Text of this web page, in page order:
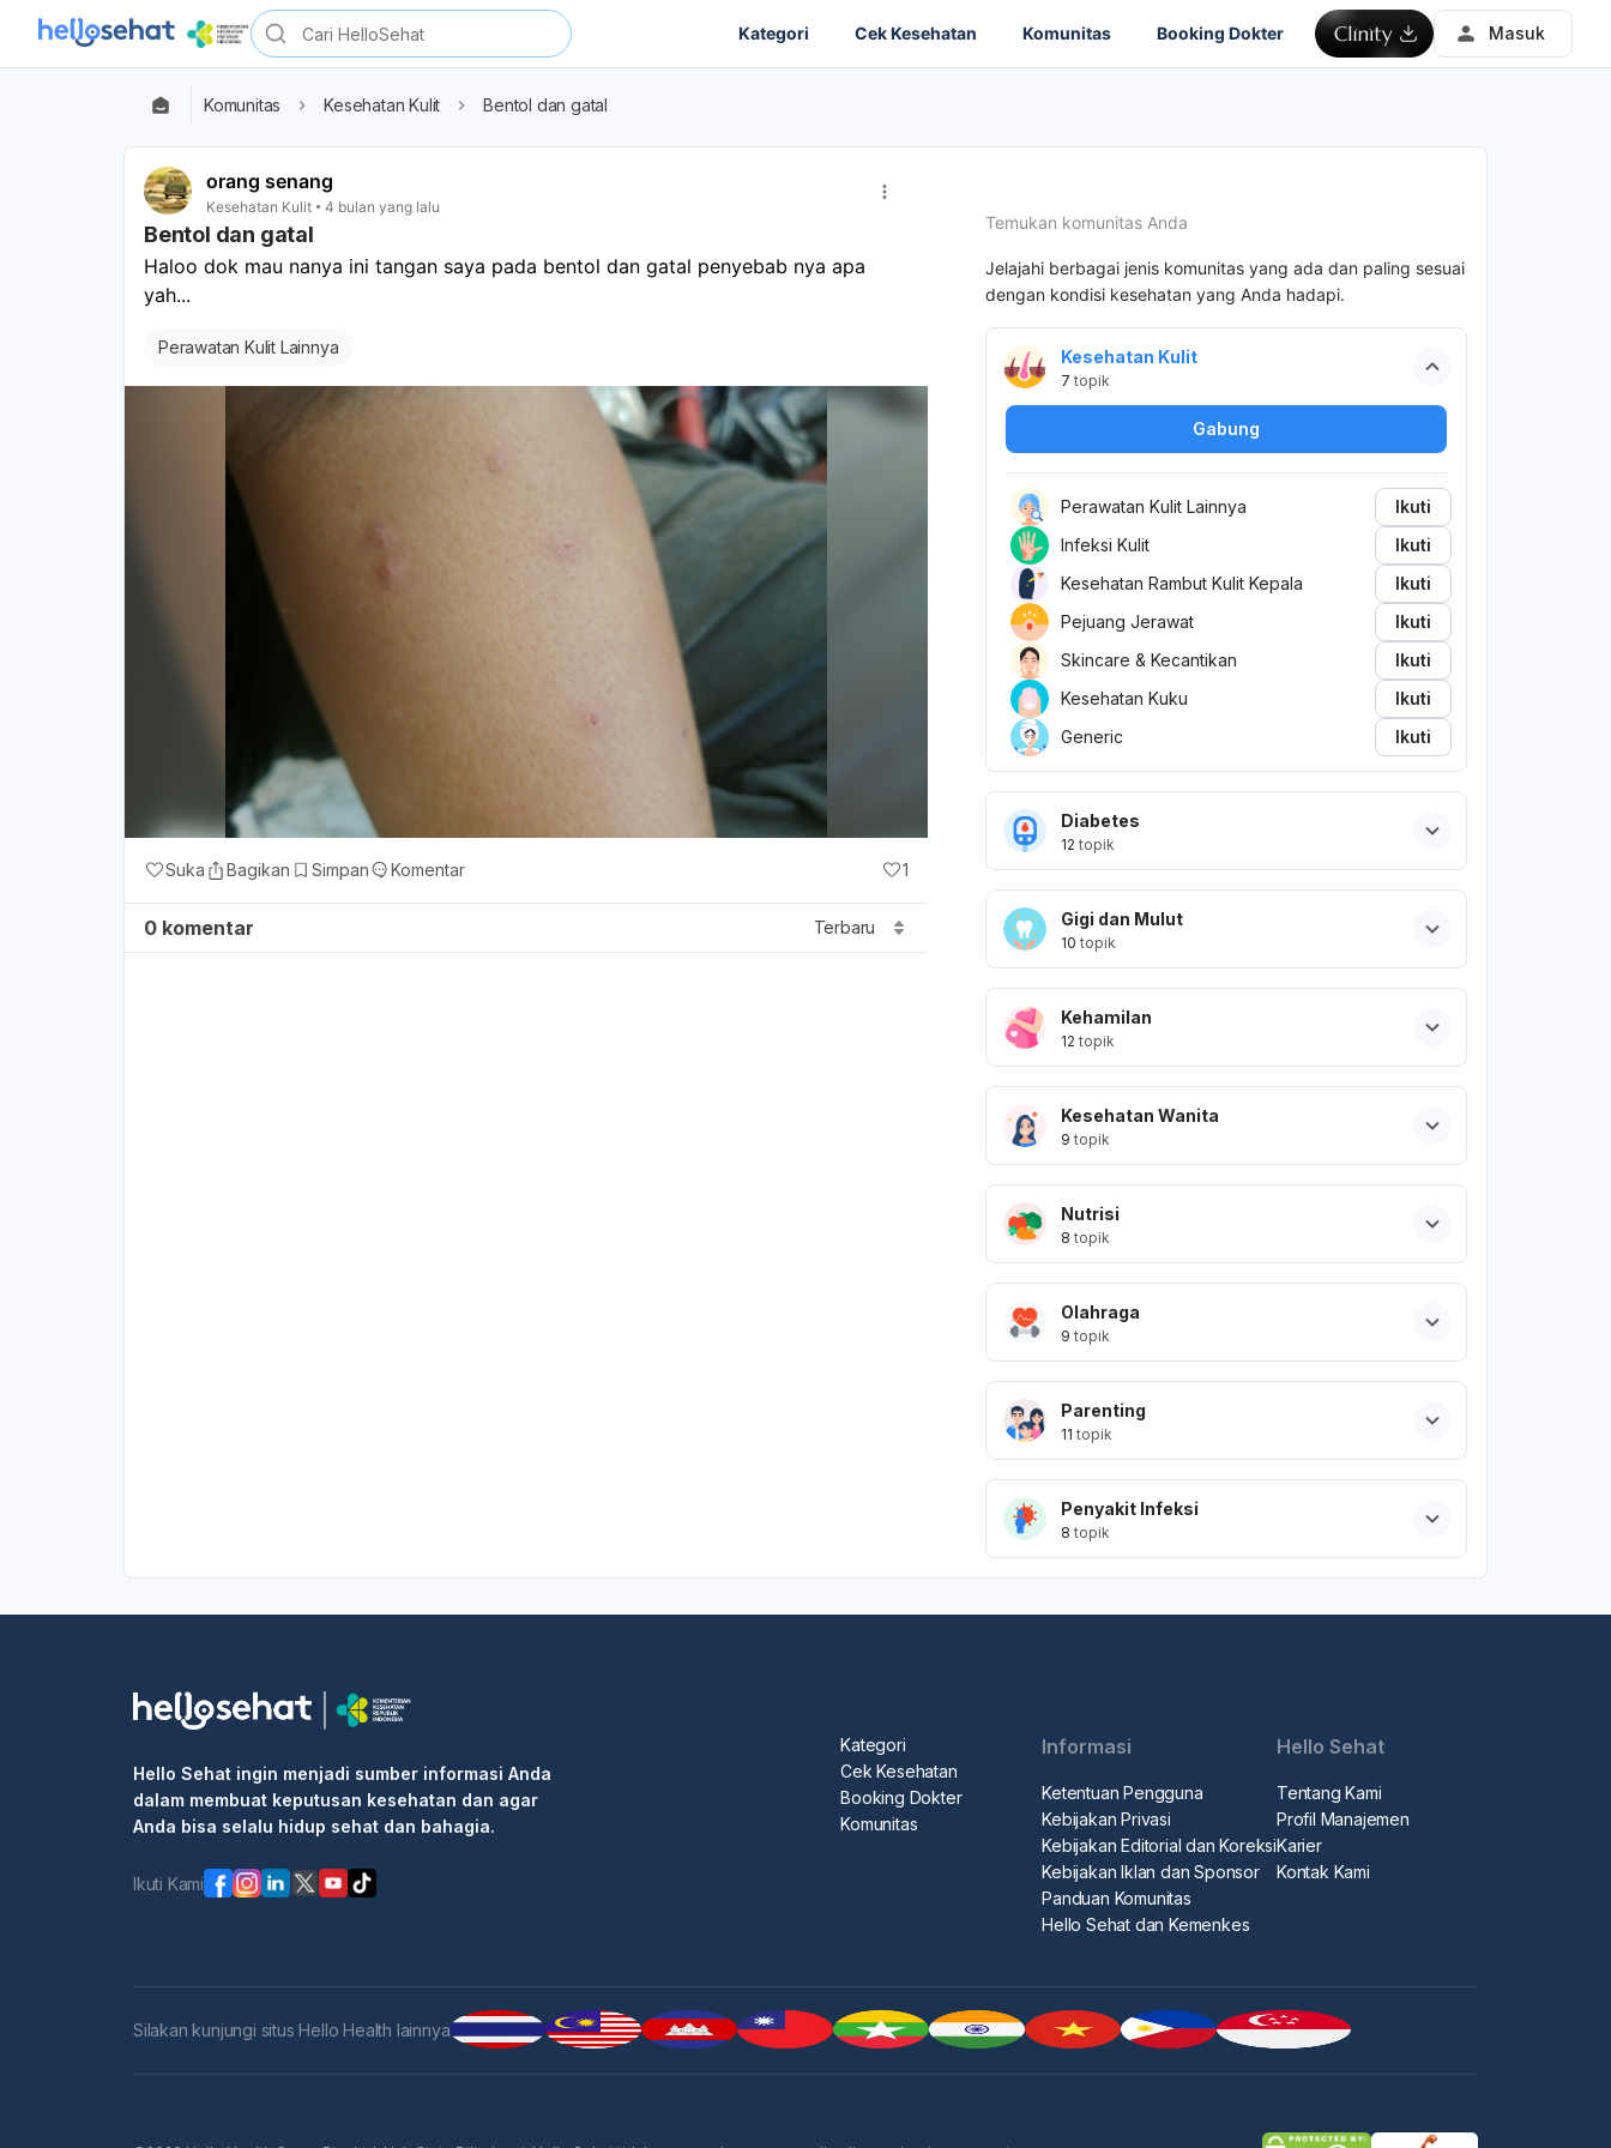
Kategori Cek Kesehatan Komunitas Booking Dokter Masuk
Komunitas Kesehatan Kulit Bentol dan gatal
orang senang
Kesehatan Kulit 4 bulan yang lalu
Bentol dan gatal
Haloo dok mau nanya ini tangan saya pada bentol dan gatal penyebab nya apa
yah...
Perawatan Kulit Lainnya
Suka Bagikan Simpan Komentar 1
0 komentar Terbaru
Temukan komunitas Anda
Jelajahi berbagai jenis komunitas yang ada dan paling sesuai
dengan kondisi kesehatan yang Anda hadapi.
Kesehatan Kulit
7 topik
Gabung
Perawatan Kulit Lainnya
Ikuti
Infeksi Kulit
Ikuti
Kesehatan Rambut Kulit Kepala
Ikuti
Pejuang Jerawat
Ikuti
Skincare & Kecantikan
Ikuti
Kesehatan Kuku
Ikuti
Generic
Ikuti
Diabetes
12 topik
Gigi dan Mulut
10 topik
Kehamilan
12 topik
Kesehatan Wanita
9 topik
Nutrisi
8 topik
Olahraga
9 topik
Parenting
11 topik
Penyakit Infeksi
8 topik
Hello Sehat ingin menjadi sumber informasi Anda
dalam membuat keputusan kesehatan dan agar
Anda bisa selalu hidup sehat dan bahagia.
Ikuti Kami
Kategori
Cek Kesehatan
Booking Dokter
Komunitas
Informasi
Ketentuan Pengguna
Kebijakan Privasi
Kebijakan Editorial dan Koreksi
Kebijakan Iklan dan Sponsor
Panduan Komunitas
Hello Sehat dan Kemenkes
Hello Sehat
Tentang Kami
Profil Manajemen
Karier
Kontak Kami
Silakan kunjungi situs Hello Health lainnya